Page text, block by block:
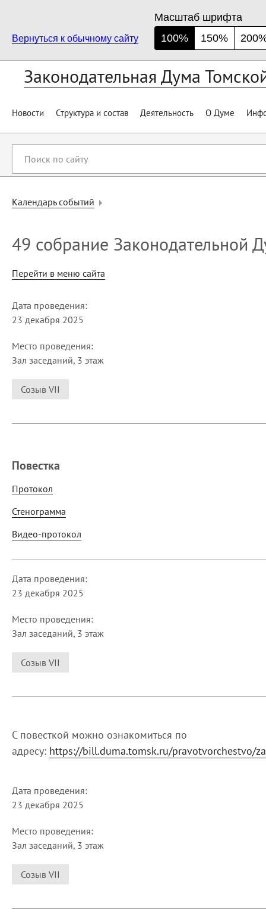
Вернуться к обычному сайту
Масштаб шрифта
100%
150%
Законодательная Дума
Новости Структура и состав Деятельность О Думе
сайту
Календарь событий
49 собрание Законодательной
Перейти в меню сайта
Дата проведения:
23 декабря 2025
Место проведения:
Зал заседаний, 3 этаж
Созыв VII
Повестка
Протокол
Стенограмма
Видео-протокол
Дата проведения:
23 декабря 2025
Место проведения:
Зал заседаний, 3 этаж
Созыв VII
С повесткой можно ознакомиться по
адресу: https://bill.duma.tomsk.ru/pravotvorchestvo/
Дата проведения:
23 декабря 2025
Место проведения:
Зал заседаний, 3 этаж
Созыв VII